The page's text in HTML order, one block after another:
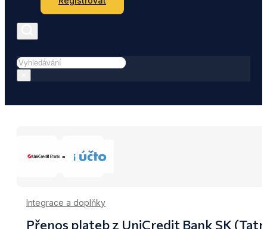
Hledat
Integrace a doplňky
Přenos plateb z UniCredit Bank SK